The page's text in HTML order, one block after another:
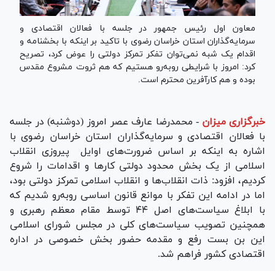
معاون اول رئیس جمهور در جلسه با فعالان اقتصادی و
سرمایه‌گذاران استان خراسان رضوی با تاکید بر اینکه با بخشنامه و
اقدام یک شبه نمی‌توان تفکر تمرکز دولتی را عوض کرد، تصریح
کرد: امروز با شرایطی رو‌به‌رو هستیم که هم ثروت مشروع مقدس
بوده و هم کارآفرین محترم است.
خبرگزاری میزان - محمدرضا عارف عصر امروز (دوشنبه) در جلسه
با فعالان اقتصادی و سرمایه‌گذاران استان خراسان رضوی با
اشاره به اینکه بر اساس ضرورت‌های اوایل پیروزی انقلاب
اسلامی از یک بخش محدود دولتی کار‌ها و اقدامات را شروع
کردیم، افزود: ذات انقلاب‌ها و انقلاب اسلامی تمرکز دولتی بود،
اما در ادامه این تفکر با موانع قانون اساسی رو‌به‌رو شدیم که
با ابلاغ سیاست‌های اصل ۴۴ توسط مقام معظم رهبری و
همچنین تصویب سیاست‌های کلی در مجلس شورای اسلامی
این بن بست رفع و مقدمه حضور بخش خصوصی در اداره
اقتصادی کشور فراهم شد.